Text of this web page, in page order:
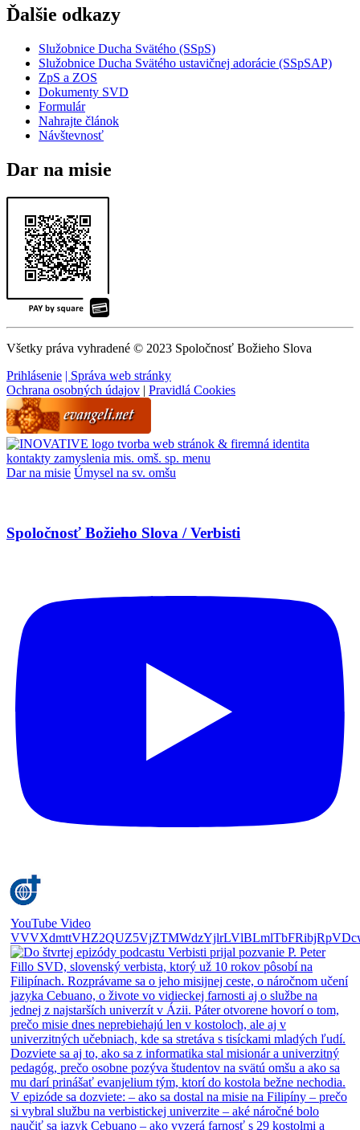
Ďalšie odkazy
Služobnice Ducha Svätého (SSpS)
Služobnice Ducha Svätého ustavičnej adorácie (SSpSAP)
ZpS a ZOS
Dokumenty SVD
Formulár
Nahrajte článok
Návštevnosť
Dar na misie
Všetky práva vyhradené © 2023 Spoločnosť Božieho Slova
Prihlásenie | Správa web stránky
Ochrana osobných údajov | Pravidlá Cookies
tvorba web stránok & firemná identita
kontakty zamyslenia mis. omš. sp. menu
Dar na misie Úmysel na sv. omšu
Spoločnosť Božieho Slova / Verbisti
YouTube Video